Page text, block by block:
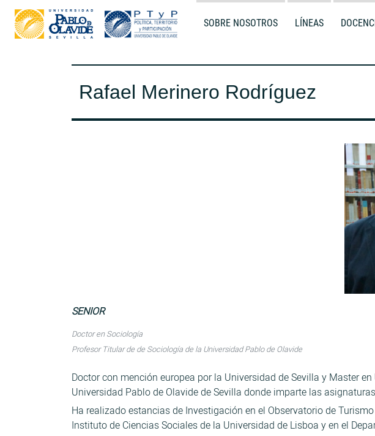
SOBRE NOSOTROS LÍNEAS
Rafael Merinero Rodríguez
SENIOR
Doctor en Sociología
Profesor Titular de de Sociología de la Universidad Pablo de Olavide
Doctor con mención europea por la Universidad de Sevilla y Master
Universidad Pablo de Olavide de Sevilla donde imparte las
Ha realizado estancias de Investigación en el Observatorio de
Instituto de Ciencias Sociales de la Universidad de Lisboa y en el